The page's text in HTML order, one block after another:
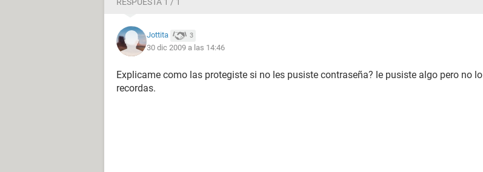
Jottita 3
30 dic 2009 a las 14:46
Explicame como las protegiste si no les pusiste contraseña? le pusiste algo pero no lo
recordas.